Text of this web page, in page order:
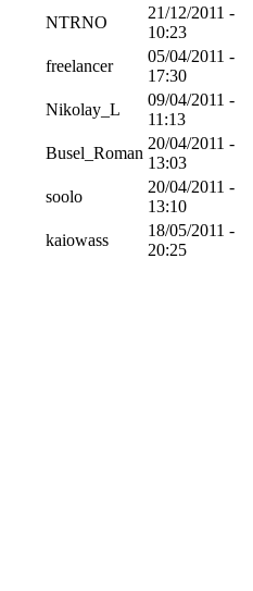
NTRNO
21/12/2011 -
10:23
freelancer
05/04/2011 -
17:30
Nikolay_L
09/04/2011 -
11:13
Busel_Roman
20/04/2011 -
13:03
soolo
20/04/2011 -
13:10
kaiowass
18/05/2011 -
20:25